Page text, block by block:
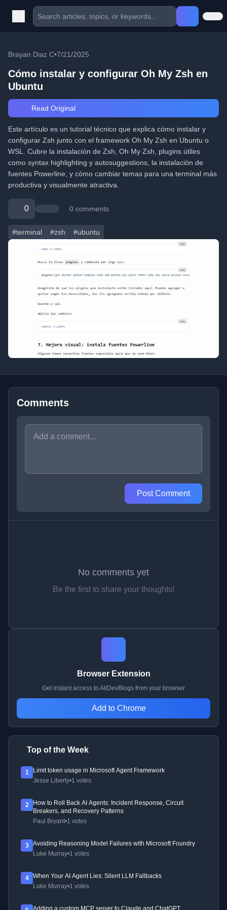
Brayan Diaz C•7/21/2025
Cómo instalar y configurar Oh My Zsh en
Ubuntu
Read Original
Este artículo es un tutorial técnico que explica cómo instalar y
configurar Zsh junto con el framework Oh My Zsh en Ubuntu o
WSL. Cubre la instalación de Zsh, Oh My Zsh, plugins útiles
como syntax highlighting y autosuggestions, la instalación de
fuentes Powerline, y cómo cambiar temas para una terminal más
productiva y visualmente atractiva.
0 0 comments
#terminal #zsh #ubuntu
Comments
Post Comment
No comments yet
Be the first to share your thoughts!
Browser Extension
Get instant access to AllDevBlogs from your browser
Add to Chrome
Top of the Week
1
Limit token usage in Microsoft Agent Framework
Jesse Liberty•1 votes
2
How to Roll Back AI Agents: Incident Response, Circuit
Breakers, and Recovery Patterns
Paul Bryant•1 votes
3
Avoiding Reasoning Model Failures with Microsoft Foundry
Luke Murray•1 votes
4
When Your AI Agent Lies: Silent LLM Fallbacks
Luke Murray•1 votes